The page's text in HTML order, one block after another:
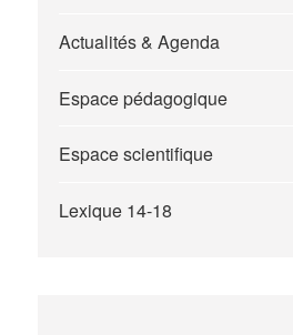
Actualités & Agenda
Espace pédagogique
Espace scientifique
Lexique 14-18